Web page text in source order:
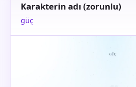
Karakterin adı (zorunlu)
güç